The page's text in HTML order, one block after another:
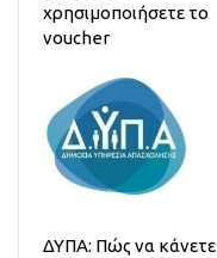
χρησιμοποιήσετε το
voucher
ΔΥΠΑ: Πώς να κάνετε